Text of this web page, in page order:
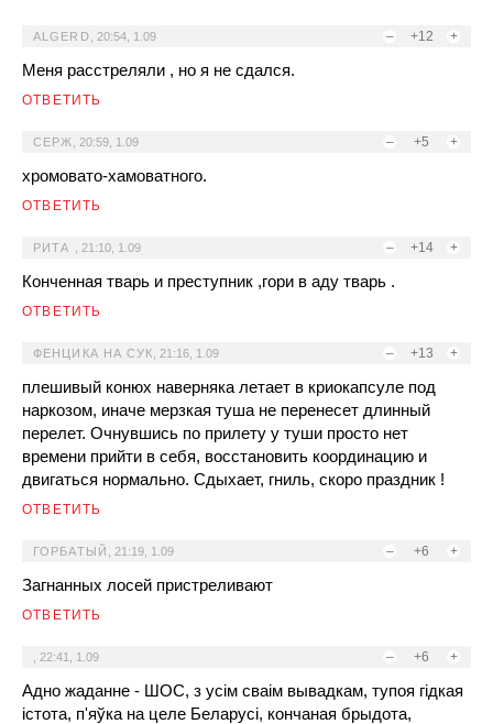
– +12 +
ALGERD 20:54, 1.09
Меня расстреляли , но я не сдался.
ОТВЕТИТЬ
– +5 +
СЕРЖ 20:59, 1.09
хромовато-хамоватного.
ОТВЕТИТЬ
– +14 +
РИТА 21:10, 1.09
Конченная тварь и преступник ,гори в аду тварь .
ОТВЕТИТЬ
– +13 +
ФЕНЦИКА НА СУК 21:16, 1.09
плешивый конюх наверняка летает в криокапсуле под
наркозом, иначе мерзкая туша не перенесет длинный
перелет. Очнувшись по прилету у туши просто нет
времени прийти в себя, восстановить координацию и
двигаться нормально. Сдыхает, гниль, скоро праздник !
ОТВЕТИТЬ
– +6 +
ГОРБАТЫЙ 21:19, 1.09
Загнанных лосей пристреливают
ОТВЕТИТЬ
– +6 +
22:41, 1.09
Адно жаданне - ШОС, з усім сваім вывадкам, тупоя гідкая
істота, п'яўка на целе Беларусі, кончаная брыдота,